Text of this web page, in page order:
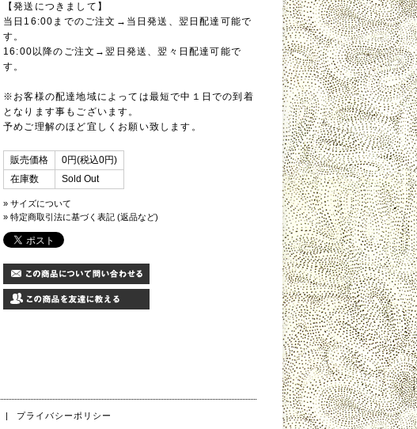
【発送につきまして】
当日16:00までのご注文→当日発送、翌日配達可能で
す。
16:00以降のご注文→翌日発送、翌々日配達可能で
す。
※お客様の配達地域によっては最短で中１日での到着
となります事もございます。
予めご理解のほど宜しくお願い致します。
販売価格
0円(税込0円)
在庫数
Sold Out
» サイズについて
» 特定商取引法に基づく表記 (返品など)
|
プライバシーポリシー